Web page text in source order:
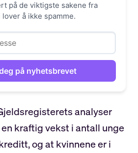
på de viktigste sakene fra
å ikke spamme.
analyser
kraftig vekst i antall unge
og at kvinnene er i